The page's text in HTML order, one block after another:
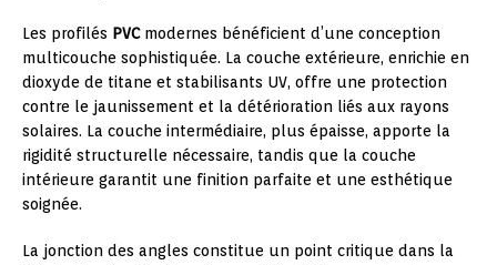
Les profilés PVCmodernes bénéficient d’une conception
multicouche sophistiquée. La couche extérieure, enrichie en
dioxyde de titane et stabilisants UV, offre une protection
contre le jaunissement et la détérioration liés aux rayons
solaires. La couche intermédiaire, plus épaisse, apporte la
rigidité structurelle nécessaire, tandis que la couche
intérieure garantit une finition parfaite et une esthétique
soignée.
La jonction des angles constitue un point critique dans la